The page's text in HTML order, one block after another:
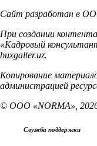
Сайт разработан в
При создании
«Кадровый
buxgalter.uz.
Копирование
администрацией
© ООО «NORMA»,
Служба поддержки